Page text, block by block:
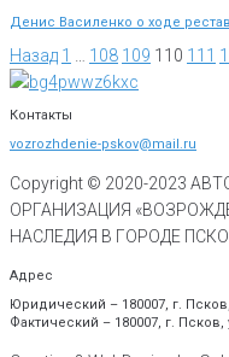
Денис Василенко о ходе
Назад 1 108 109 110 111
Контакты
vozrozhdenie-pskov@mail.ru
Copyright © 2020-2023
ОРГАНИЗАЦИЯ
НАСЛЕДИЯ В ГОРОДЕ
Адрес
Юридический – 180007, г.
Фактический – 180007, г.